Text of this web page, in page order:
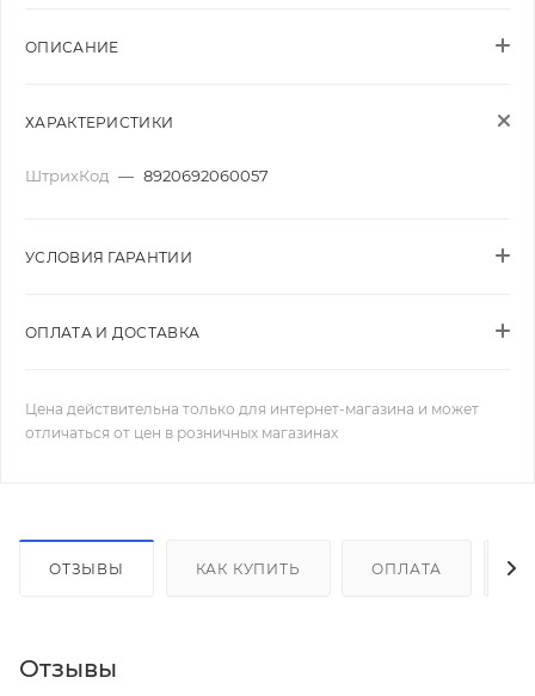
ОПИСАНИЕ
ХАРАКТЕРИСТИКИ
ШтрихКод — 8920692060057
УСЛОВИЯ ГАРАНТИИ
ОПЛАТА И ДОСТАВКА
Цена действительна только для интернет-магазина и может
отличаться от цен в розничных магазинах
ОТЗЫВЫ КАК КУПИТЬ ОПЛАТА
Отзывы